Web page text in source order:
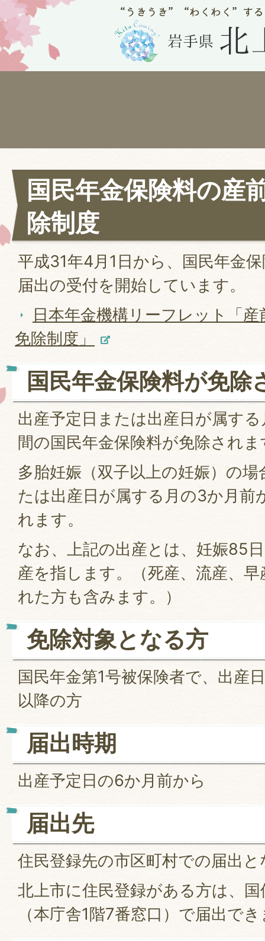
国民年金保険料の産
除制度
平成31年4月1日から、国民年金
届出の受付を開始しています。
日本年金機構リーフレット「
免除制度」
国民年金保険料が免除
出産予定日または出産日が属す
間の国民年金保険料が免除されま
多胎妊娠（双子以上の妊娠）の
たは出産日が属する月の3か月前
れます。
なお、上記の出産とは、妊娠85
産を指します。（死産、流産、
れた方も含みます。）
免除対象となる方
国民年金第1号被保険者で、出産
以降の方
届出時期
出産予定日の6か月前から
届出先
住民登録先の市区町村での届出
北上市に住民登録がある方は、
（本庁舎1階7番窓口）で届出で